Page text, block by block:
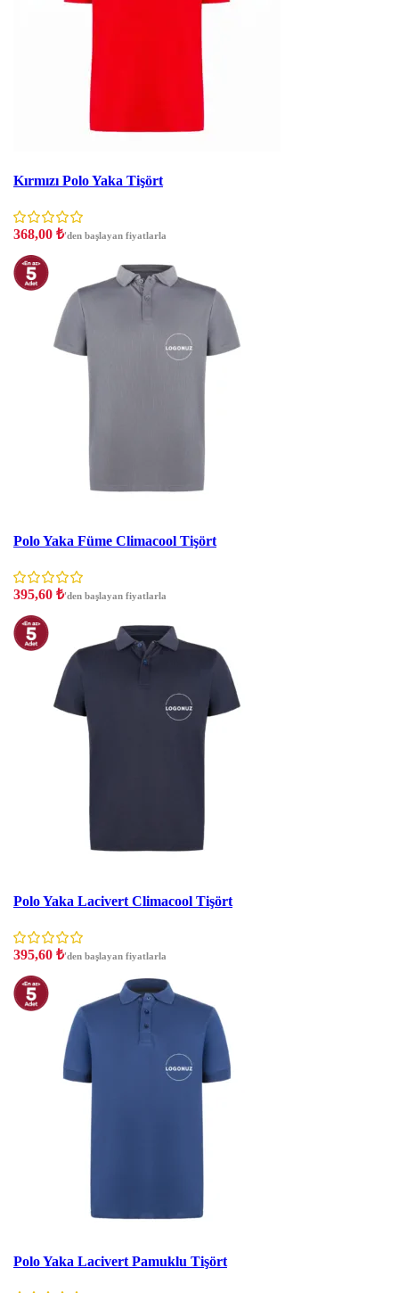
Kırmızı Polo Yaka Tişört
368,00 ₺'den başlayan fiyatlarla
Polo Yaka Füme Climacool Tişört
395,60 ₺'den başlayan fiyatlarla
Polo Yaka Lacivert Climacool Tişört
395,60 ₺'den başlayan fiyatlarla
Polo Yaka Lacivert Pamuklu Tişört